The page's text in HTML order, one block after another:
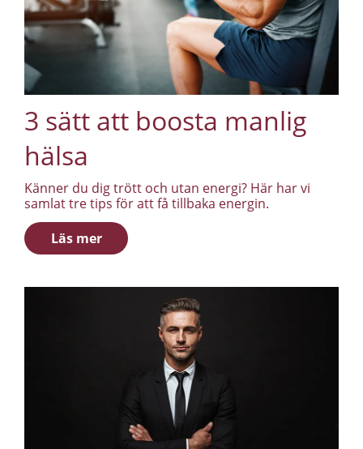
3 sätt att boosta manlig
hälsa
Känner du dig trött och utan energi? Här har vi
samlat tre tips för att få tillbaka energin.
Läs mer